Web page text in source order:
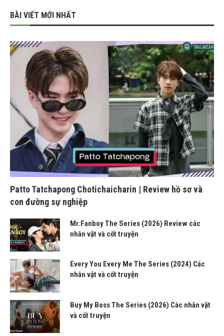
BÀI VIẾT MỚI NHẤT
Patto Tatchapong Chotichaicharin | Review hồ sơ và
con đường sự nghiệp
Mr.Fanboy The Series (2026) Review các
nhân vật và cốt truyện
Every You Every Me The Series (2024) Các
nhân vật và cốt truyện
Buy My Boss The Series (2026) Các nhân vật
và cốt truyện